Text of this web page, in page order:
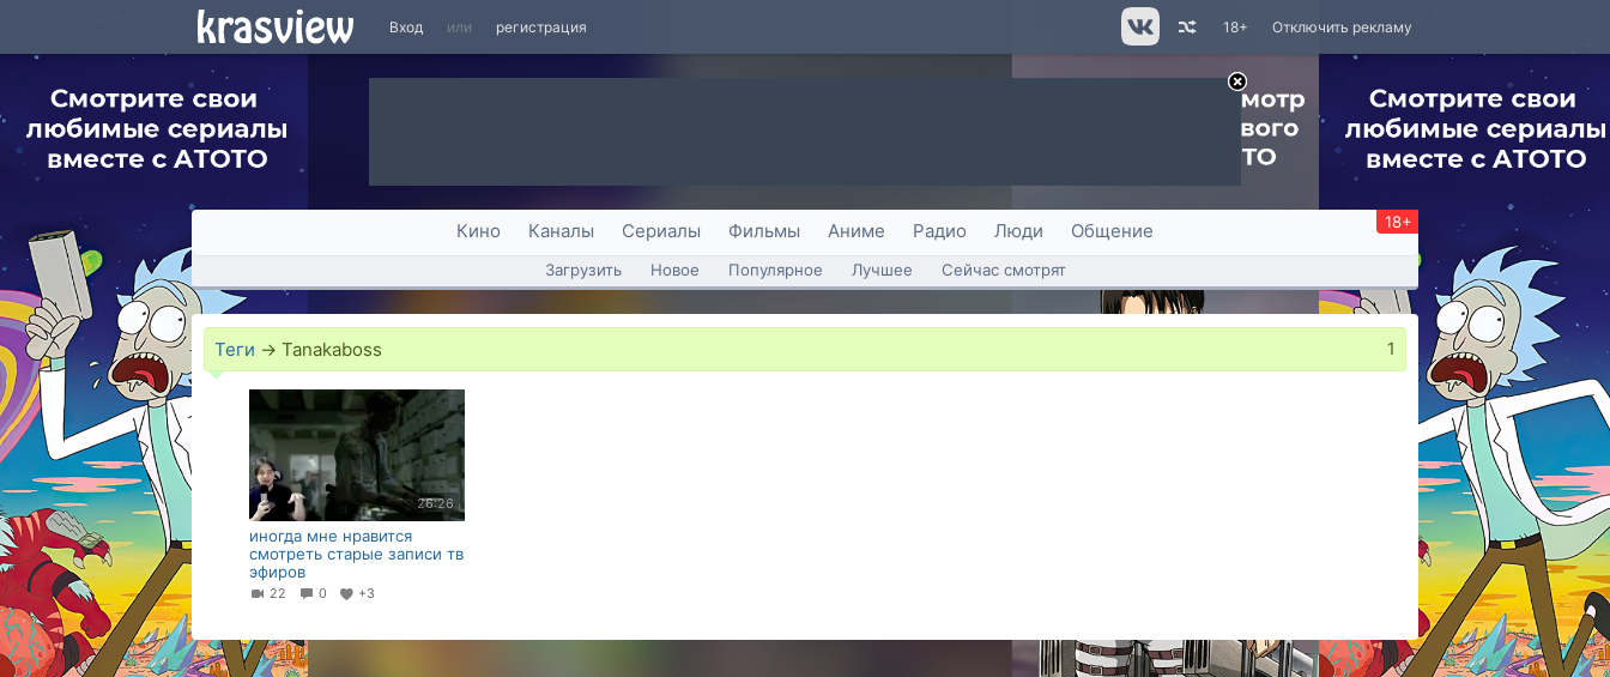
Вход или регистрация Отключить рекламу
18+
Кино Каналы Сериалы Фильмы Аниме Радио Люди Общение 18+
Загрузить Новое Популярное Лучшее Сейчас смотрят
Теги → Tanakaboss 1
26:26
иногда мне нравится
смотреть старые записи тв
эфиров
22 0 +3